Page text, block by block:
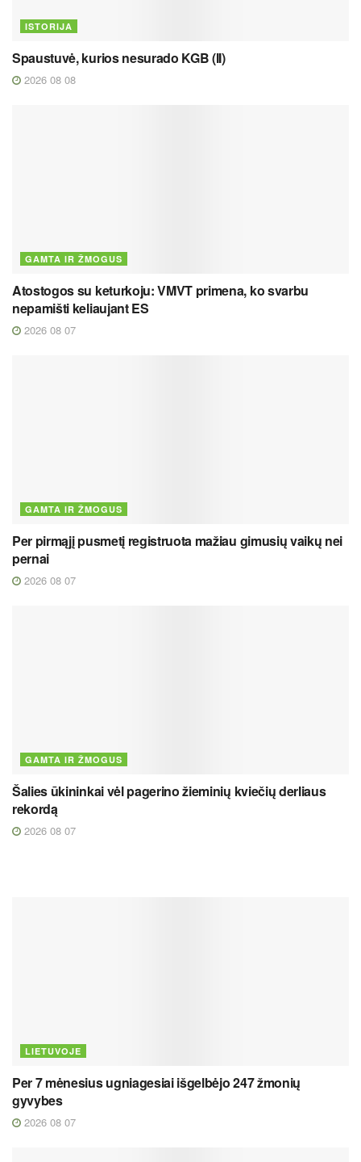
ISTORIJA
Spaustuvė, kurios nesurado KGB (II)
2026 08 08
GAMTA IR ŽMOGUS
Atostogos su keturkoju: VMVT primena, ko svarbu
nepamišti keliaujant ES
2026 08 07
GAMTA IR ŽMOGUS
Per pirmąjį pusmetį registruota mažiau gimusių vaikų nei
pernai
2026 08 07
GAMTA IR ŽMOGUS
Šalies ūkininkai vėl pagerino žieminių kviečių derliaus
rekordą
2026 08 07
LIETUVOJE
Per 7 mėnesius ugniagesiai išgelbėjo 247 žmonių
gyvybes
2026 08 07